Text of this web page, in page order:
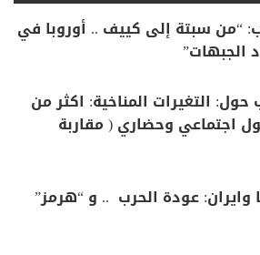
“من سبتة إلى كييف .. أوروبا في
الجبهات”
التغيرات المناخية: اكثر من
اجتماعي وحضاري ( مقاربة
وايران: عودة الحرب .. و “هرمز”